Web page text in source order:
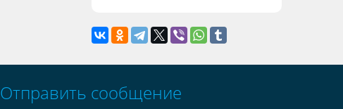
Отправить сообщение